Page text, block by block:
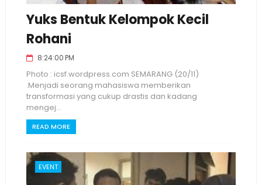
Yuks Bentuk Kelompok Kecil
Rohani
8:24:00 PM
Photo : icsf.wordpress.com SEMARANG (20/11)
.Menjadi seorang mahasiswa memberikan
transformasi yang cukup drastis dan kadang
mengej...
READ MORE
EVENT